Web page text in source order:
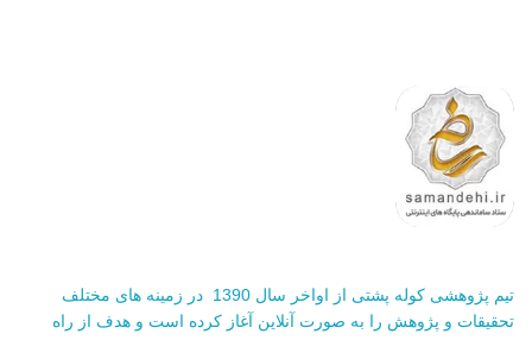
تیم پژوهشی کوله پشتی از اواخر سال 1390 در زمینه های مختلف
تحقیقات و پژوهش را به صورت آنلاین آغاز کرده است و هدف از راه